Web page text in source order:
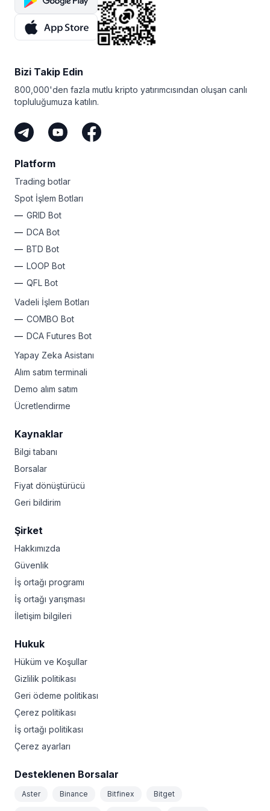
Bizi Takip Edin
800,000'den fazla mutlu kripto yatırımcısından oluşan canlı
topluluğumuza katılın.
Platform
Trading botlar
Spot İşlem Botları
GRID Bot
DCA Bot
BTD Bot
LOOP Bot
QFL Bot
Vadeli İşlem Botları
COMBO Bot
DCA Futures Bot
Yapay Zeka Asistanı
Alım satım terminali
Demo alım satım
Ücretlendirme
Kaynaklar
Bilgi tabanı
Borsalar
Fiyat dönüştürücü
Geri bildirim
Şirket
Hakkımızda
Güvenlik
İş ortağı programı
İş ortağı yarışması
İletişim bilgileri
Hukuk
Hüküm ve Koşullar
Gizlilik politikası
Geri ödeme politikası
Çerez politikası
İş ortağı politikası
Çerez ayarları
Desteklenen Borsalar
Aster Binance Bitfinex Bitget